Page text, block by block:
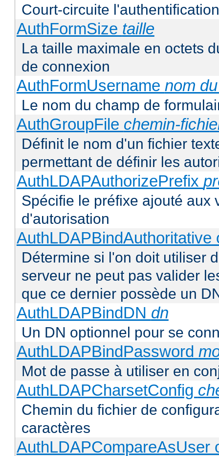
Court-circuite
AuthFormSize taille
La taille maximale en octets
de connexion
AuthFormUsername nom
Le nom du champ de
AuthGroupFile chemin-
Définit le nom d'un fichier
permettant de définir les
AuthLDAPAuthorizePrefix
Spécifie le préfixe ajouté aux
d'autorisation
AuthLDAPBindAuthoritative
Détermine si l'on doit utiliser
serveur ne peut pas valider
que ce dernier possède un
AuthLDAPBindDN dn
Un DN optionnel pour se
AuthLDAPBindPassword
Mot de passe à utiliser en
AuthLDAPCharsetConfig
Chemin du fichier de
caractères
AuthLDAPCompareAsUser